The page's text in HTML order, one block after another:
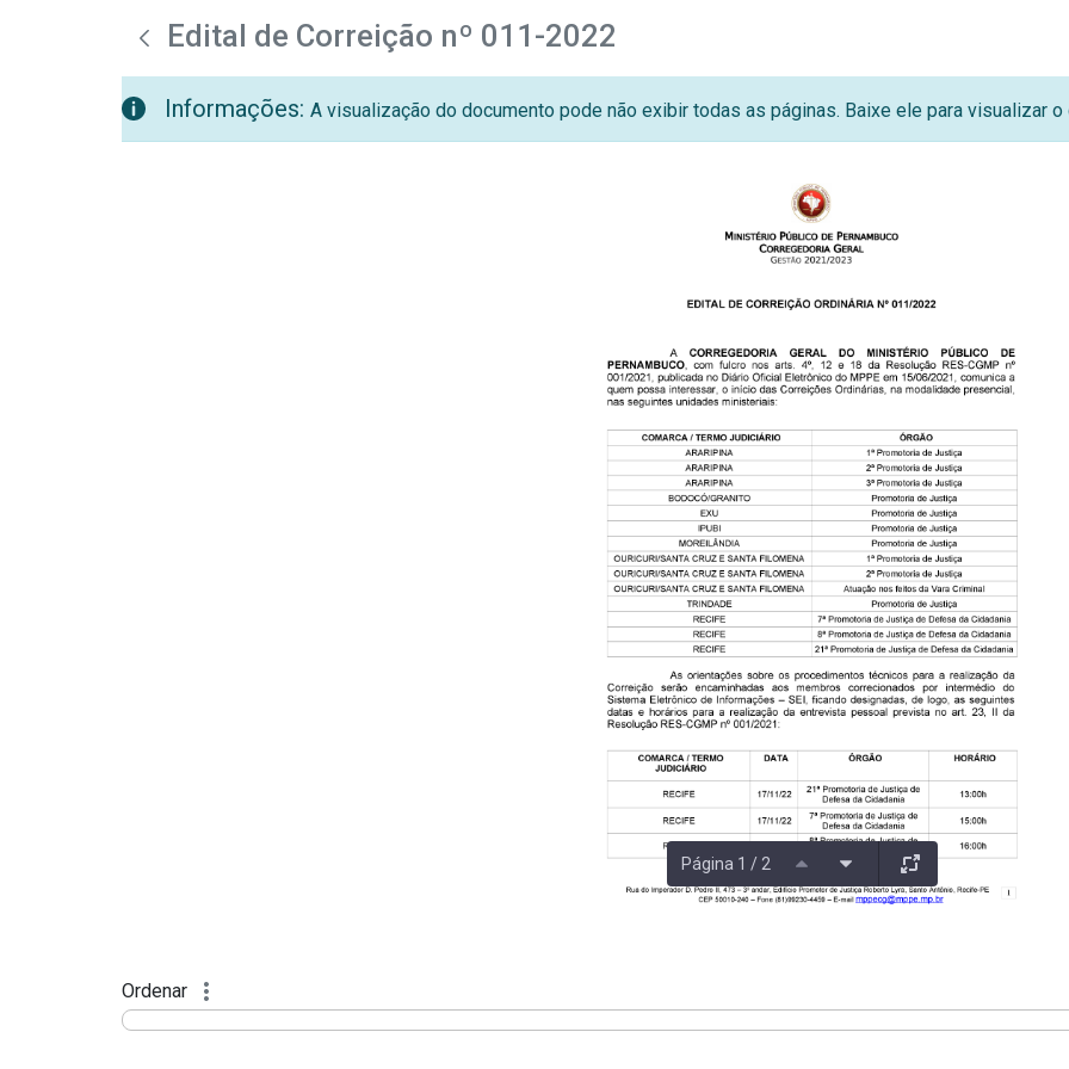
Pular para o Conteúdo principal
teste descricaoEdital de Correição nº 011-2022
Informações: A visualização do documento pode não exibir todas as páginas. Baixe ele para visualizar
Página 1 / 2
Ordenar